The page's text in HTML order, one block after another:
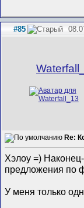
#85
Re:
Хэлоу =)
предложения по
У меня только